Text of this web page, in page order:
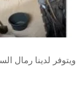
ويتوفر لدينا رمال